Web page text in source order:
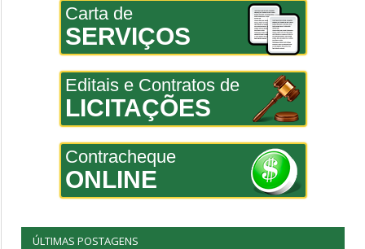
Carta de
SERVIÇOS
Editais e Contratos de
LICITAÇÕES
Contracheque
ONLINE
ÚLTIMAS POSTAGENS